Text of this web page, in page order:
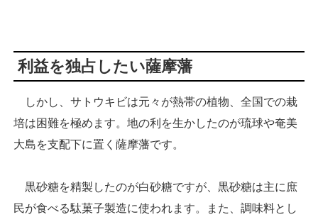
利益を独占したい薩摩藩
しかし、サトウキビは元々が熱帯の植物、全国での栽
培は困難を極めます。地の利を生かしたのが琉球や奄美
大島を支配下に置く薩摩藩です。
黒砂糖を精製したのが白砂糖ですが、黒砂糖は主に庶
民が食べる駄菓子製造に使われます。また、調味料とし